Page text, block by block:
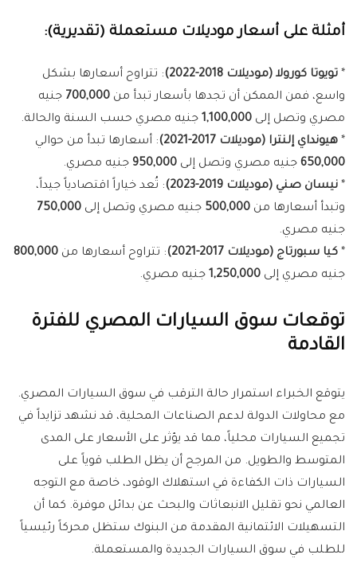
أمثلة على أسعار موديلات مستعملة (تقديرية):
* تويوتا كورولا (موديلات 2018-2022)
: تتراوح أسعارها بشكل
واسع، فمن الممكن أن تجدها بأسعار تبدأ من 700,000 جنيه
مصري وتصل إلى 1,100,000 جنيه مصري حسب السنة والحالة.
* هيونداي إلنترا (موديلات 2017-2021)
: أسعارها تبدأ من حوالي
650,000 جنيه مصري وتصل إلى 950,000 جنيه مصري.
* نيسان صني (موديلات 2019-2023)
: تُعد خياراً اقتصادياً جيداً،
وتبدأ أسعارها من 500,000 جنيه مصري وتصل إلى 750,000
جنيه مصري.
* كيا سبورتاج (موديلات 2017-2021) : تتراوح أسعارها من 800,000
جنيه مصري إلى 1,250,000 جنيه مصري.
توقعات سوق السيارات المصري للفترة
القادمة
يتوقع الخبراء استمرار حالة الترقب في سوق السيارات المصري.
مع محاولات الدولة لدعم الصناعات المحلية، قد نشهد تزايداً في
تجميع السيارات محلياً، مما قد يؤثر على الأسعار على المدى
المتوسط والطويل. من المرجح أن يظل الطلب قوياً على
السيارات ذات الكفاءة في استهلاك الوقود، خاصة مع التوجه
العالمي نحو تقليل الانبعاثات والبحث عن بدائل موفرة. كما أن
التسهيلات الائتمانية المقدمة من البنوك ستظل محركاً رئيسياً
للطلب في سوق السيارات الجديدة والمستعملة.